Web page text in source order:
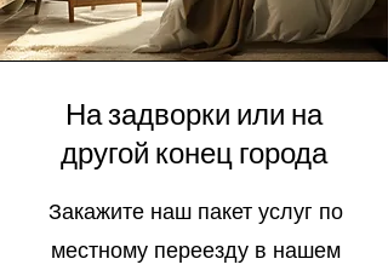
На задворки или на
другой конец города
Закажите наш пакет услуг по
местному переезду в нашем